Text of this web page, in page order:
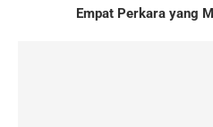
Empat Perkara yang